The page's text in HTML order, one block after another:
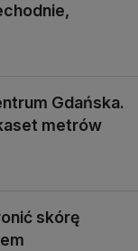
Gdańska.
metrów
skórę